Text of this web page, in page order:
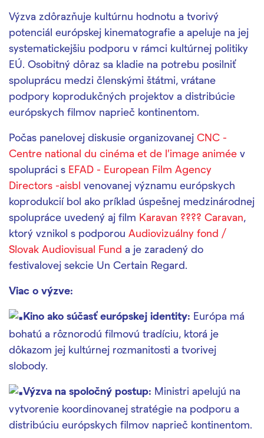
Výzva zdôrazňuje kultúrnu hodnotu a tvorivý
potenciál európskej kinematografie a apeluje na jej
systematickejšiu podporu v rámci kultúrnej politiky
EÚ. Osobitný dôraz sa kladie na potrebu posilniť
spoluprácu medzi členskými štátmi, vrátane
podpory koprodukčných projektov a distribúcie
európskych filmov naprieč kontinentom.
Počas panelovej diskusie organizovanej CNC -
Centre national du cinéma et de l'image animée v
spolupráci s EFAD - European Film Agency
Directors -aisbl venovanej významu európskych
koprodukcií bol ako príklad úspešnej medzinárodnej
spolupráce uvedený aj film Karavan ???? Caravan
ktorý vznikol s podporou Audiovizuálny fond /
Slovak Audiovisual Fund a je zaradený do
festivalovej sekcie Un Certain Regard.
Viac o výzve:
Kino ako súčasť európskej identity: Európa má
bohatú a rôznorodú filmovú tradíciu, ktorá je
dôkazom jej kultúrnej rozmanitosti a tvorivej
slobody.
Výzva na spoločný postup: Ministri apelujú na
vytvorenie koordinovanej stratégie na podporu a
distribúciu európskych filmov naprieč kontinentom.